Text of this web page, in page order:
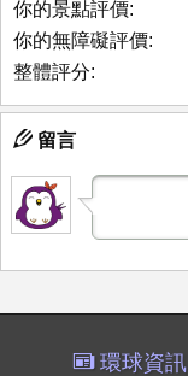
你的景點評價:
你的無障礙評價:
整體評分:
留言
環球資訊